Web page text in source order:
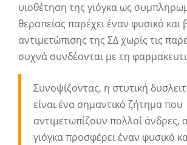
υιοθέτηση της γιόγκα ως
θεραπείας παρέχει έναν φυσικό και
αντιμετώπισης της ΣΔ χωρίς τις
συχνά συνδέονται με τη
Συνοψίζοντας, η στυτική
είναι ένα σημαντικό ζήτημα που
αντιμετωπίζουν πολλοί άνδρες,
γιόγκα προσφέρει έναν φυσικό